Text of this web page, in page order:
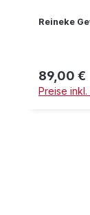
Reineke
Regulärer
89,00 €
Preise